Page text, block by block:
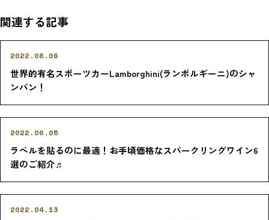
関連する記事
2022.08.06
世界的有名スポーツカーLamborghini(ランボルギーニ)のシャ
ンパン！
2022.06.05
ラベルを貼るのに最適！お手頃価格なスパークリングワイン6
選のご紹介♬
2022.04.13